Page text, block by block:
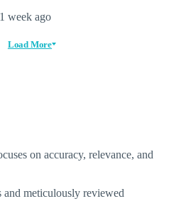
1 week ago
Load More
on accuracy, relevance, and
and meticulously reviewed